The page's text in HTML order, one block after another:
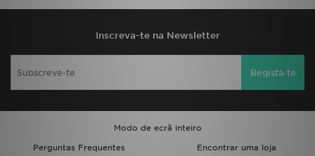
Inscreva-te na Newsletter
Regista-te
Modo de ecrã inteiro
Perguntas Frequentes
Encontrar uma loja